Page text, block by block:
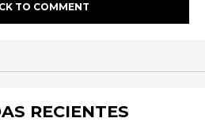
TO COMMENT
RECIENTES